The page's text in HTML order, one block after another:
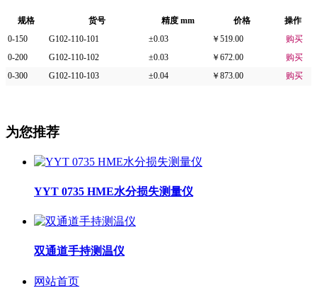
规格 货号 精度 mm 价格
操作
0-150
G102-110-101 ±0.03 ￥519.00
购买
0-200
G102-110-102 ±0.03 ￥672.00
购买
0-300
G102-110-103 ±0.04 ￥873.00 购买
为您推荐
YYT 0735 HME水分损失测量仪
双通道手持测温仪
网站首页